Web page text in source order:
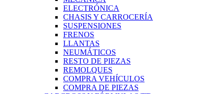
ELECTRÓNICA
CHASIS Y CARROCERÍA
SUSPENSIONES
FRENOS
LLANTAS
NEUMÁTICOS
RESTO DE PIEZAS
REMOLQUES
COMPRA VEHÍCULOS
COMPRA DE PIEZAS